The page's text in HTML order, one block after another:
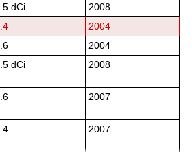
dCi
2008
2004
2004
dCi 2008
2007
2007